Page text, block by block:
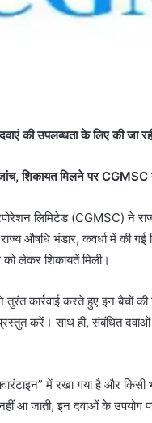
की उपलब्धता के लिए की जा
शिकायत मिलने पर CGMSC
लिमिटेड (CGMSC) ने
औषधि भंडार, कवर्धा में की
लेकर शिकायतें मिली।
कार्रवाई करते हुए इन बैचों
करें। साथ ही, संबंधित
में रखा गया है और
आ जाती, इन दवाओं के उपयोग